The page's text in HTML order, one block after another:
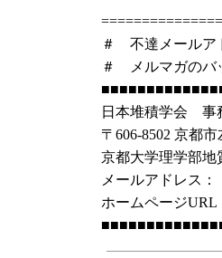
＃ 不達メールア
＃ メルマガのバ
日本堆積学会 事
〒606-8502 京都
京都大学理学部地
メールアドレ
ホームページ